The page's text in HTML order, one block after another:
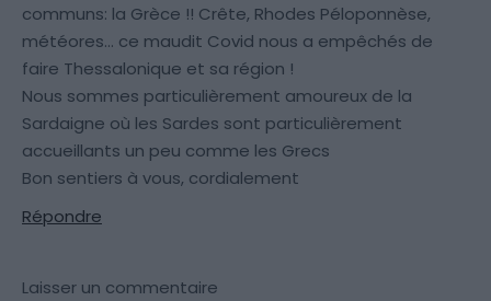
communs: la Grèce !! Crête, Rhodes Péloponnèse,
météores… ce maudit Covid nous a empêchés de
faire Thessalonique et sa région !
Nous sommes particulièrement amoureux de la
Sardaigne où les Sardes sont particulièrement
accueillants un peu comme les Grecs
Bon sentiers à vous, cordialement
Répondre
Laisser un commentaire